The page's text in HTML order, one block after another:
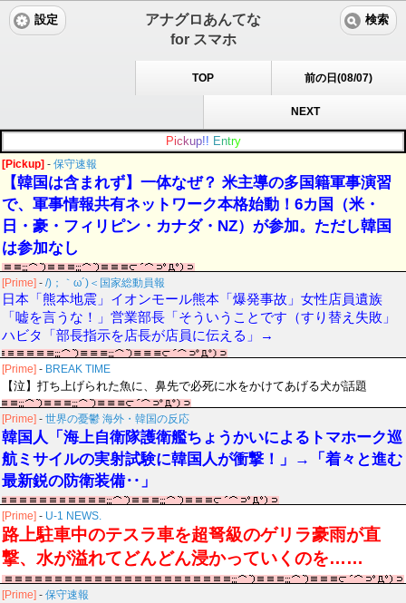
アナグロあんてな
for スマホ
設定 検索
TOP 前の日(08/07)
NEXT
Pic kup!! Entry
[Pickup] - 保守速報
【韓国は含まれず】一体なぜ？ 米主導の多国籍軍事演習
で、軍事情報共有ネットワーク本格始動！6カ国（米・
日・豪・フィリピン・カナダ・NZ）が参加。ただし韓国
は参加なし
[Prime] - /)；｀ω´)＜国家総動員報
日本「熊本地震」イオンモール熊本「爆発事故」女性店員遺族
「嘘を言うな！」営業部長「そういうことです（すり替え失敗」
ハビタ「部長指示を店長が店員に伝える」→
[Prime] - BREAK TIME
【泣】打ち上げられた魚に、鼻先で必死に水をかけてあげる犬が話題
[Prime] - 世界の憂鬱 海外・韓国の反応
韓国人「海上自衛隊護衛艦ちょうかいによるトマホーク巡
航ミサイルの実射試験に韓国人が衝撃！」→「着々と進む
最新鋭の防衛装備‥」
[Prime] - U-1 NEWS.
路上駐車中のテスラ車を超弩級のゲリラ豪雨が直
撃、水が溢れてどんどん浸かっていくのを……
[Prime] - 保守速報